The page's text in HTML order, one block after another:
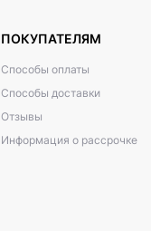
ПОКУПАТЕЛЯМ
Способы оплаты
Способы доставки
Отзывы
Информация о рассрочке